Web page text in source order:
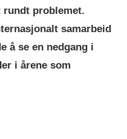
problemet.
samarbeid
å se en nedgang i
i årene som